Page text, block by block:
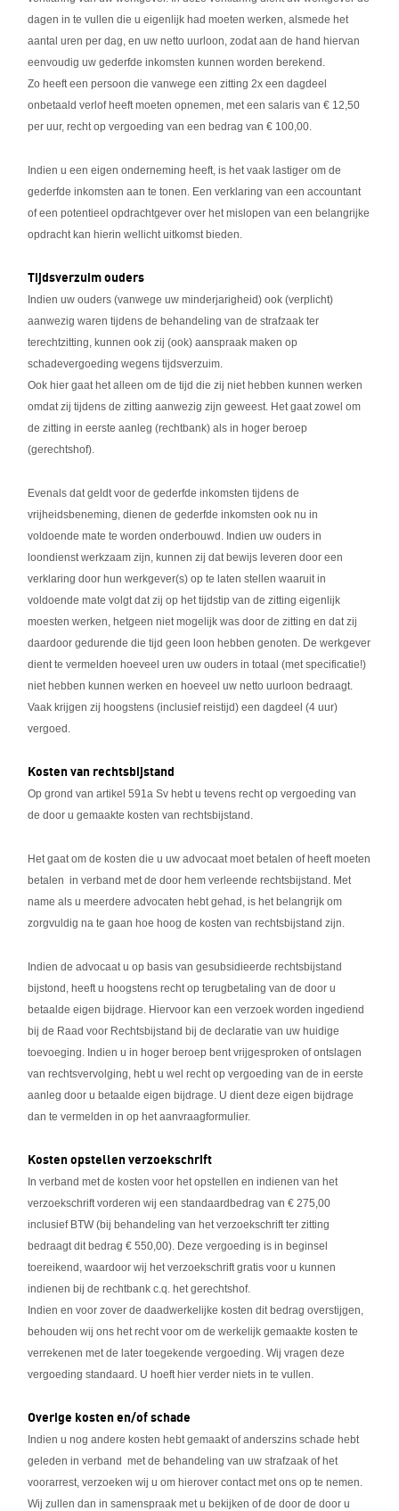
dagen in te vullen die u eigenlijk had moeten werken, alsmede het
aantal uren per dag, en uw netto uurloon, zodat aan de hand hiervan
eenvoudig uw gederfde inkomsten kunnen worden berekend.
Zo heeft een persoon die vanwege een zitting 2x een dagdeel
onbetaald verlof heeft moeten opnemen, met een salaris van € 12,50
per uur, recht op vergoeding van een bedrag van € 100,00.
Indien u een eigen onderneming heeft, is het vaak lastiger om de
gederfde inkomsten aan te tonen. Een verklaring van een accountant
of een potentieel opdrachtgever over het mislopen van een belangrijke
opdracht kan hierin wellicht uitkomst bieden.
Tijdsverzuim ouders
Indien uw ouders (vanwege uw minderjarigheid) ook (verplicht)
aanwezig waren tijdens de behandeling van de strafzaak ter
terechtzitting, kunnen ook zij (ook) aanspraak maken op
schadevergoeding wegens tijdsverzuim.
Ook hier gaat het alleen om de tijd die zij niet hebben kunnen werken
omdat zij tijdens de zitting aanwezig zijn geweest. Het gaat zowel om
de zitting in eerste aanleg (rechtbank) als in hoger beroep
(gerechtshof).
Evenals dat geldt voor de gederfde inkomsten tijdens de
vrijheidsbeneming, dienen de gederfde inkomsten ook nu in
voldoende mate te worden onderbouwd. Indien uw ouders in
loondienst werkzaam zijn, kunnen zij dat bewijs leveren door een
verklaring door hun werkgever(s) op te laten stellen waaruit in
voldoende mate volgt dat zij op het tijdstip van de zitting eigenlijk
moesten werken, hetgeen niet mogelijk was door de zitting en dat zij
daardoor gedurende die tijd geen loon hebben genoten. De werkgever
dient te vermelden hoeveel uren uw ouders in totaal (met specificatie!)
niet hebben kunnen werken en hoeveel uw netto uurloon bedraagt.
Vaak krijgen zij hoogstens (inclusief reistijd) een dagdeel (4 uur)
vergoed.
Kosten van rechtsbijstand
Op grond van artikel 591a Sv hebt u tevens recht op vergoeding van
de door u gemaakte kosten van rechtsbijstand.
Het gaat om de kosten die u uw advocaat moet betalen of heeft moeten
betalen in verband met de door hem verleende rechtsbijstand. Met
name als u meerdere advocaten hebt gehad, is het belangrijk om
zorgvuldig na te gaan hoe hoog de kosten van rechtsbijstand zijn.
Indien de advocaat u op basis van gesubsidieerde rechtsbijstand
bijstond, heeft u hoogstens recht op terugbetaling van de door u
betaalde eigen bijdrage. Hiervoor kan een verzoek worden ingediend
bij de Raad voor Rechtsbijstand bij de declaratie van uw huidige
toevoeging. Indien u in hoger beroep bent vrijgesproken of ontslagen
van rechtsvervolging, hebt u wel recht op vergoeding van de in eerste
aanleg door u betaalde eigen bijdrage. U dient deze eigen bijdrage
dan te vermelden in op het aanvraagformulier.
Kosten opstellen verzoekschrift
In verband met de kosten voor het opstellen en indienen van het
verzoekschrift vorderen wij een standaardbedrag van € 275,00
inclusief BTW (bij behandeling van het verzoekschrift ter zitting
bedraagt dit bedrag € 550,00). Deze vergoeding is in beginsel
toereikend, waardoor wij het verzoekschrift gratis voor u kunnen
indienen bij de rechtbank c.q. het gerechtshof.
Indien en voor zover de daadwerkelijke kosten dit bedrag overstijgen,
behouden wij ons het recht voor om de werkelijk gemaakte kosten te
verrekenen met de later toegekende vergoeding. Wij vragen deze
vergoeding standaard. U hoeft hier verder niets in te vullen.
Overige kosten en/of schade
Indien u nog andere kosten hebt gemaakt of anderszins schade hebt
geleden in verband met de behandeling van uw strafzaak of het
voorarrest, verzoeken wij u om hierover contact met ons op te nemen.
Wij zullen dan in samenspraak met u bekijken of de door de door u